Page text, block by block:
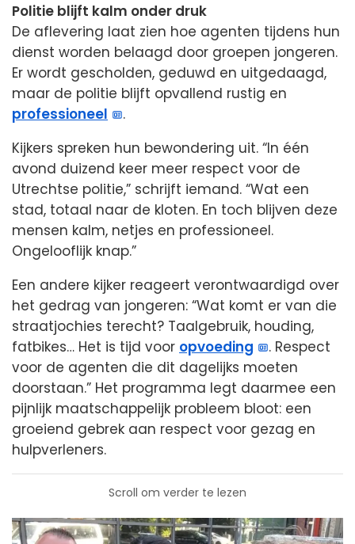
Politie blijft kalm onder druk
De aflevering laat zien hoe agenten tijdens hun
dienst worden belaagd door groepen jongeren.
Er wordt gescholden, geduwd en uitgedaagd,
maar de politie blijft opvallend rustig en
professioneel
.
Kijkers spreken hun bewondering uit. “In één
avond duizend keer meer respect voor de
Utrechtse politie,” schrijft iemand. “Wat een
stad, totaal naar de kloten. En toch blijven deze
mensen kalm, netjes en professioneel.
Ongelooflijk knap.”
Een andere kijker reageert verontwaardigd over
het gedrag van jongeren: “Wat komt er van die
straatjochies terecht? Taalgebruik, houding,
fatbikes… Het is tijd voor opvoeding
. Respect
voor de agenten die dit dagelijks moeten
doorstaan.” Het programma legt daarmee een
pijnlijk maatschappelijk probleem bloot: een
groeiend gebrek aan respect voor gezag en
hulpverleners.
Scroll om verder te lezen